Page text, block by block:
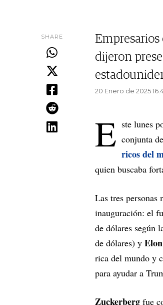
SHARE
Empresarios
dijeron
20 Enero de 2025
E ste lunes
conjunta de
ricos del
quien buscaba
Las tres personas
inauguración: el
de dólares según
de dólares) y
rica del mundo y
para ayudar a
Zuckerberg fue